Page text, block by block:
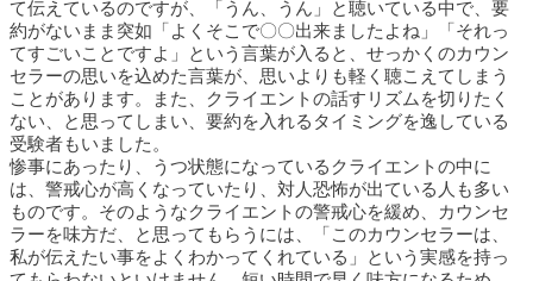
て伝えているのですが、「うん、うん」と聴いている中で、要
約がないまま突如「よくそこで〇〇出来ましたよね」「それっ
てすごいことですよ」という言葉が入ると、せっかくのカウン
セラーの思いを込めた言葉が、思いよりも軽く聴こえてしまう
ことがあります。また、クライエントの話すリズムを切りたく
ない、と思ってしまい、要約を入れるタイミングを逸している
受験者もいました。
惨事にあったり、うつ状態になっているクライエントの中に
は、警戒心が高くなっていたり、対人恐怖が出ている人も多い
ものです。そのようなクライエントの警戒心を緩め、カウンセ
ラーを味方だ、と思ってもらうには、「このカウンセラーは、
私が伝えたい事をよくわかってくれている」という実感を持っ